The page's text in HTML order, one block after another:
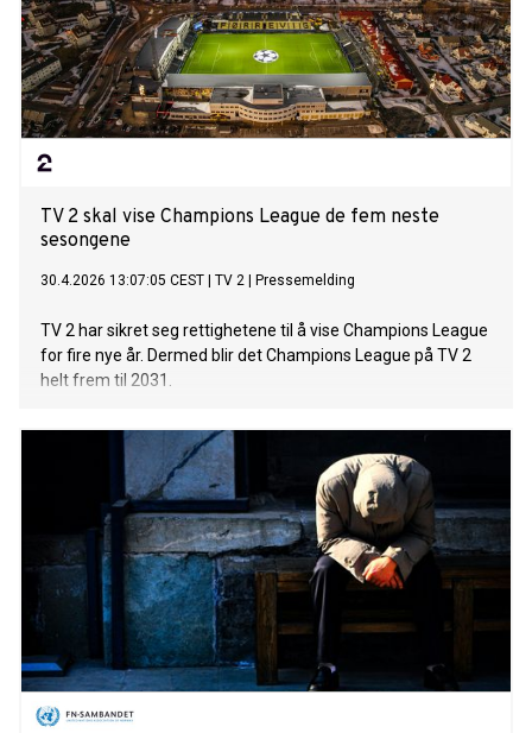
TV 2 skal vise Champions League de fem neste
sesongene
30.4.2026 13:07:05 CEST TV 2 Pressemelding
TV 2 har sikret seg rettighetene til å vise Champions League
for fire nye år. Dermed blir det Champions League på TV 2
helt frem til 2031.